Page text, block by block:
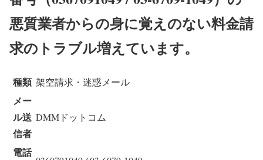
悪質業者からの身に覚えのない料金請
求のトラブル増えています。
種類 架空請求・迷惑メール
メー
ル送
信者
DMMドットコム
電話